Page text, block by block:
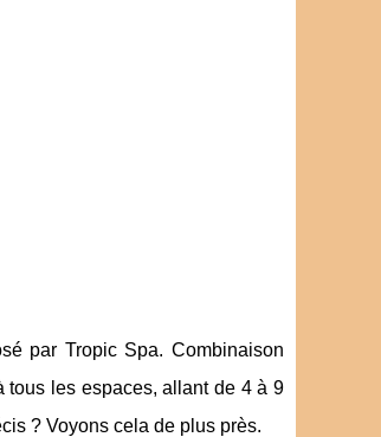
par Tropic Spa. Combinaison
tous les espaces, allant de 4 à 9
? Voyons cela de plus près.